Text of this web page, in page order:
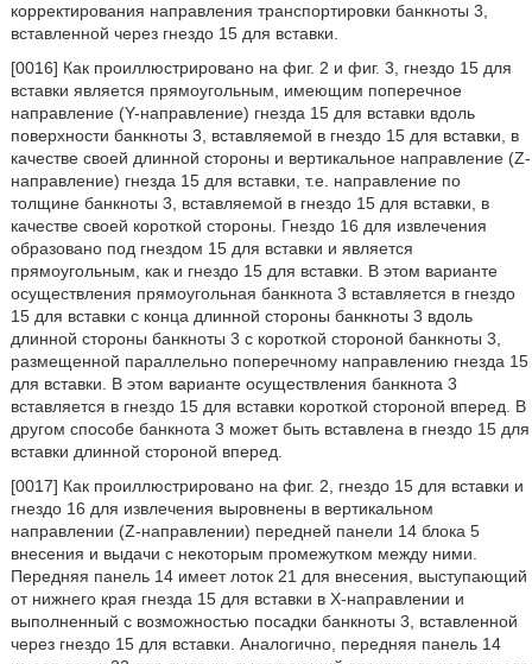
корректирования направления транспортировки банкноты 3,
вставленной через гнездо 15 для вставки.
[0016] Как проиллюстрировано на фиг. 2 и фиг. 3, гнездо 15 для
вставки является прямоугольным, имеющим поперечное
направление (Y-направление) гнезда 15 для вставки вдоль
поверхности банкноты 3, вставляемой в гнездо 15 для вставки, в
качестве своей длинной стороны и вертикальное направление (Z-
направление) гнезда 15 для вставки, т.е. направление по
толщине банкноты 3, вставляемой в гнездо 15 для вставки, в
качестве своей короткой стороны. Гнездо 16 для извлечения
образовано под гнездом 15 для вставки и является
прямоугольным, как и гнездо 15 для вставки. В этом варианте
осуществления прямоугольная банкнота 3 вставляется в гнездо
15 для вставки с конца длинной стороны банкноты 3 вдоль
длинной стороны банкноты 3 с короткой стороной банкноты 3,
размещенной параллельно поперечному направлению гнезда 15
для вставки. В этом варианте осуществления банкнота 3
вставляется в гнездо 15 для вставки короткой стороной вперед. В
другом способе банкнота 3 может быть вставлена в гнездо 15 для
вставки длинной стороной вперед.
[0017] Как проиллюстрировано на фиг. 2, гнездо 15 для вставки и
гнездо 16 для извлечения выровнены в вертикальном
направлении (Z-направлении) передней панели 14 блока 5
внесения и выдачи с некоторым промежутком между ними.
Передняя панель 14 имеет лоток 21 для внесения, выступающий
от нижнего края гнезда 15 для вставки в X-направлении и
выполненный с возможностью посадки банкноты 3, вставленной
через гнездо 15 для вставки. Аналогично, передняя панель 14